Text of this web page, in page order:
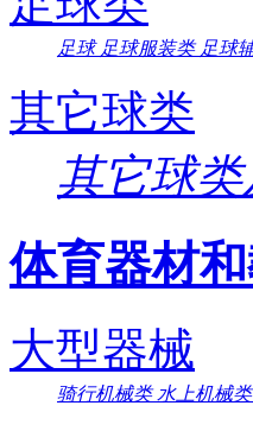
足球 足球服装类 足球
其它球类
其它球
体育器材
大型器械
骑行机械类水上机械类